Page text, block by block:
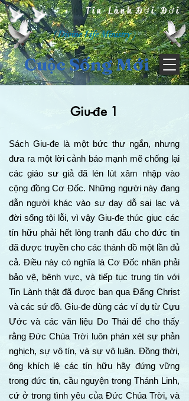
Tin Lành Đời Đời
( Divine Life Ministry )
Cuộc Sống Mới
Giu-đe 1
Sách Giu-đe là một bức thư ngắn, nhưng
đưa ra một lời cảnh báo mạnh mẽ chống lại
các giáo sư giả đã lén lút xâm nhập vào
cộng đồng Cơ Đốc. Những người này đang
dẫn người khác vào sự dạy dỗ sai lạc và
đời sống tội lỗi, vì vậy Giu-đe thúc giục các
tín hữu phải hết lòng tranh đấu cho đức tin
đã được truyền cho các thánh đồ một lần đủ
cả. Điều này có nghĩa là Cơ Đốc nhân phải
bảo vệ, bênh vực, và tiếp tục trung tín với
Tin Lành thật đã được ban qua Đấng Christ
và các sứ đồ. Giu-đe dùng các ví dụ từ Cựu
Ước và các văn liệu Do Thái để cho thấy
rằng Đức Chúa Trời luôn phán xét sự phản
nghịch, sự vô tín, và sự vô luân. Đồng thời,
ông khích lệ các tín hữu hãy đứng vững
trong đức tin, cầu nguyện trong Thánh Linh,
cứ ở trong tình yêu của Đức Chúa Trời, và